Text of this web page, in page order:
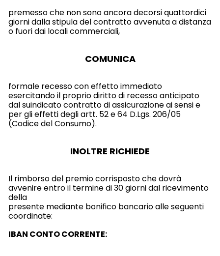
premesso che non sono ancora decorsi quattordici
giorni dalla stipula del contratto avvenuta a distanza
o fuori dai locali commerciali,
COMUNICA
formale recesso con effetto immediato
esercitando il proprio diritto di recesso anticipato
dal suindicato contratto di assicurazione ai sensi e
per gli effetti degli artt. 52 e 64 D.Lgs. 206/05
(Codice del Consumo).
INOLTRE RICHIEDE
Il rimborso del premio corrisposto che dovrà
avvenire entro il termine di 30 giorni dal ricevimento
della
presente mediante bonifico bancario alle seguenti
coordinate:
IBAN CONTO CORRENTE: